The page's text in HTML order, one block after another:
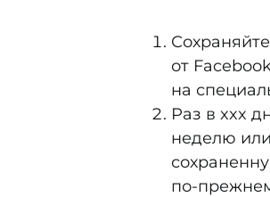
от
на
Раз в xxx
неделю
по-